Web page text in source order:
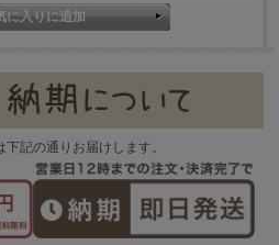
下記の通りお届けします。